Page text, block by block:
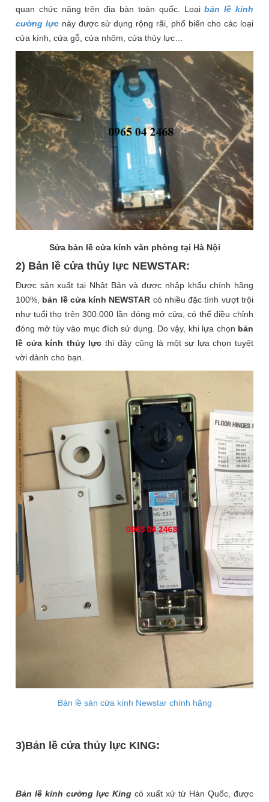
quan chức năng trên địa bàn toàn quốc. Loạibản lề kính
cường lựcnày được sử dụng rộng rãi, phổ biến cho các loại
cửa kính, cửa gỗ, cửa nhôm, cửa thủy lực…
Sửa bản lề cửa kính văn phòng tại Hà Nội
2) Bản lề cửa thủy lực NEWSTAR:
Được sản xuất tại Nhật Bản và được nhập khẩu chính hãng
100%, bản lề cửa kính NEWSTAR có nhiều đặc tính vượt trội
như tuổi thọ trên 300.000 lần đóng mở cửa, có thể điều chỉnh
đóng mở tùy vào mục đích sử dụng. Do vậy, khi lựa chọn bản
lề cửa kính thủy lực thì đây cũng là một sự lựa chọn tuyệt
vời dành cho bạn.
Bản lề sàn cửa kính Newstar chính hãng
3)Bản lề cửa thủy lực KING:
Bản lề kính cường lực King có xuất xứ từ Hàn Quốc, được